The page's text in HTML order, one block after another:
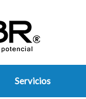
Servicios